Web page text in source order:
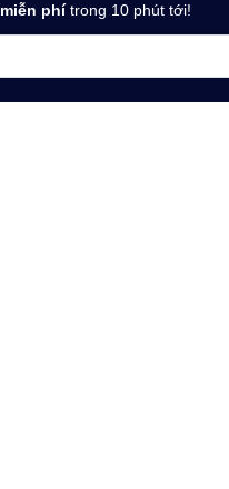
miễn phítrong 10 phút tới!